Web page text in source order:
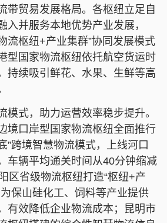
带贸易发展格局。各枢纽立足自
入并服务本地优势产业发展，
流枢纽+产业集群”协同发展模式
型国家物流枢纽依托航空货运时
持续吸引鲜花、水果、生鲜等高
模式，助力运营效率稳步提升。
境口岸型国家物流枢纽全面推行
”跨境智慧物流模式，上线河口
车辆平均通关时间从40分钟缩减
区省级物流枢纽打造“枢纽+产
保山硅化工、饲料等产业提供
有效降低企业物流成本；昆明市